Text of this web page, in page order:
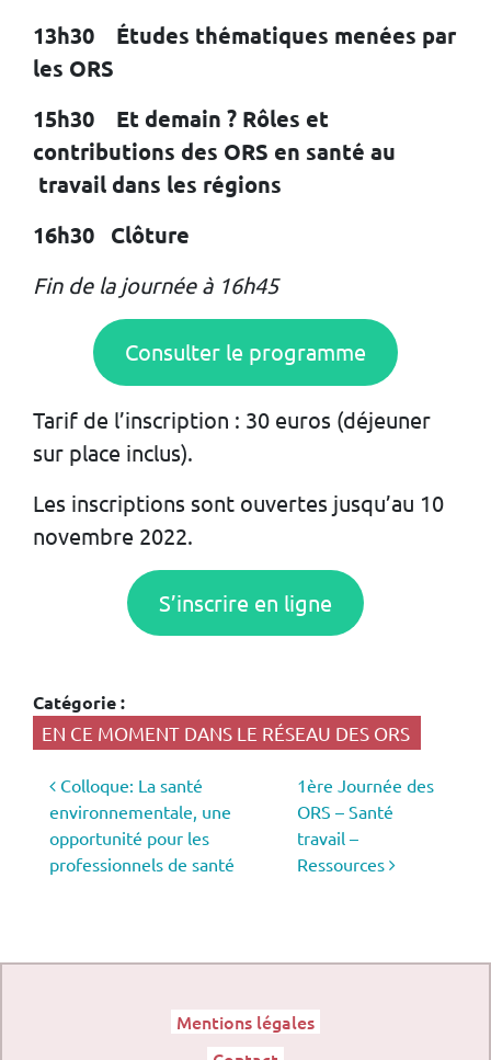
13h30 Études thématiques menées par
les ORS
15h30 Et demain ? Rôles et
contributions des ORS en santé au
travail dans les régions
16h30 Clôture
Fin de la journée à 16h45
Consulter le programme
Tarif de l’inscription : 30 euros (déjeuner
sur place inclus).
Les inscriptions sont ouvertes jusqu’au 10
novembre 2022.
S’inscrire en ligne
Catégorie :
EN CE MOMENT DANS LE RÉSEAU DES ORS
Navigation des articles
Colloque: La santé
environnementale, une
opportunité pour les
professionnels de santé
1ère Journée des
ORS – Santé
travail –
Ressources
Mentions légales